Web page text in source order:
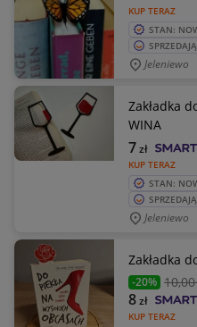
KUP TERAZ
STAN:
Jeleniewo
Zakładka
WINA
KUP TERAZ
7zł
STAN:
Jeleniewo
Zakładka
-20% 10,00
KUP TERAZ
8zł